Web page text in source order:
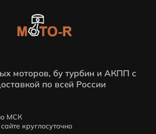
моторов, бу турбин и АКПП с
по всей России
МСК
круглосуточно